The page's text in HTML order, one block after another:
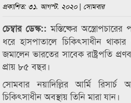
প্রকাশিত: ৩১. আগস্ট. ২০২০ | সোমবার
চেম্বার ডেস্ক::মস্তিষ্কের
ধরে হাসপাতালে চিকিৎসাধীন
জমালেন ভারতের সাবেক রাষ্ট্রপতি
প্রায় ৮৫ বছর।
সোমবার নয়াদিল্লির আর্মি রিসার্চ
চিকিৎসাধীন অবস্থায় তিনি মারা যান।